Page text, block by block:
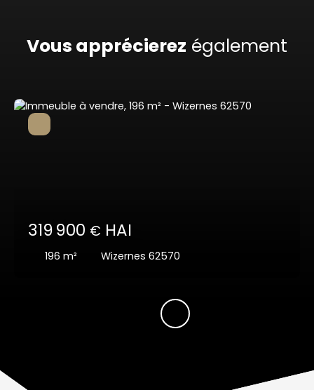
Vous apprécierez également
319 900 € HAI
196 m² Wizernes 62570